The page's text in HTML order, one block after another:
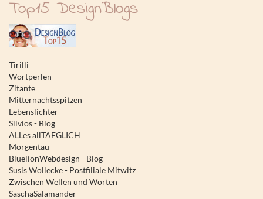
Top15 DesignBlogs
Tirilli
Wortperlen
Zitante
Mitternachtsspitzen
Lebenslichter
Silvios - Blog
ALLes allTAEGLICH
Morgentau
BluelionWebdesign - Blog
Susis Wollecke - Postfiliale Mitwitz
Zwischen Wellen und Worten
SaschaSalamander